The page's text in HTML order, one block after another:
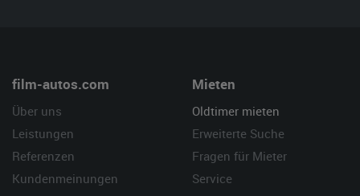
film-autos.com
Über uns
Leistungen
Referenzen
Kundenmeinungen
Mieten
Oldtimer mieten
Erweiterte Suche
Fragen für Mieter
Service